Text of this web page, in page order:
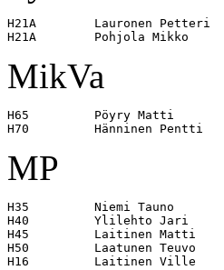
H21A        Lauronen
MikVa
H65         Pöyry Matti
MP
H35         Niemi Tauno
H40         Ylilehto Jari
H45         Laitinen Matti
H50         Laatunen Teuvo